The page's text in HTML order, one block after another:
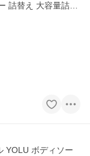
詰替え 大容量詰め